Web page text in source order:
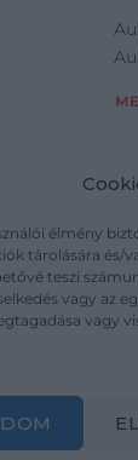
élmény
tárolására és/
teszi
vagy az
vagy